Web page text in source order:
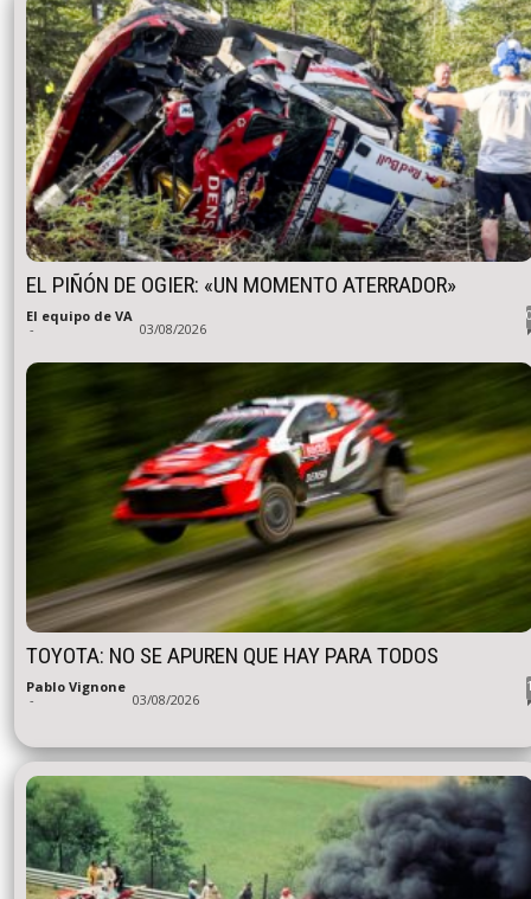
EL PIÑÓN DE OGIER: «UN MOMENTO ATERRADOR»
El equipo de VA
- 03/08/2026
TOYOTA: NO SE APUREN QUE HAY PARA TODOS
Pablo Vignone
- 03/08/2026